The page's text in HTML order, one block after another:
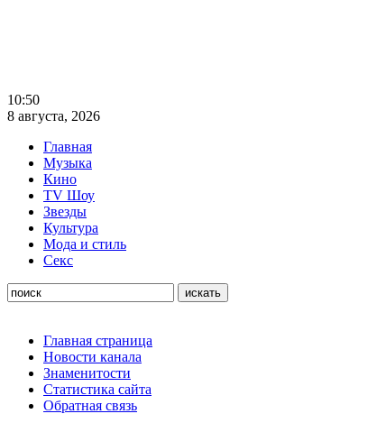
10:50
8 августа, 2026
Главная
Музыка
Кино
TV Шоу
Звезды
Культура
Мода и стиль
Секс
Главная страница
Новости канала
Знаменитости
Статистика сайта
Обратная связь